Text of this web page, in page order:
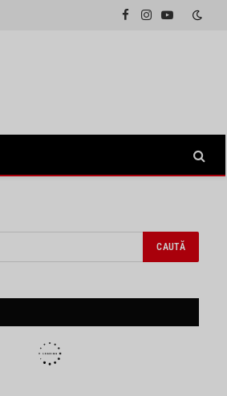
Facebook
InstagramYouTube